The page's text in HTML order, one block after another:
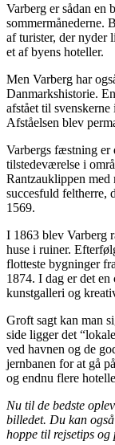
Varberg er sådan en
sommermånederne.
af turister, der nyder
et af byens hoteller.
Men Varberg har
Danmarkshistorie.
afstået til
Afståelsen blev
Varbergs fæstning er
tilstedeværelse i
Rantzauklippen med
succesfuld feltherre,
1569.
I 1863 blev Varberg
huse i ruiner.
flotteste bygninger
1874. I dag er det
kunstgalleri og
Groft sagt kan man
side ligger det
ved havnen og de
jernbanen for at gå
og endnu flere
Nu til de bedste
billedet. Du kan
hoppe til rejsetips